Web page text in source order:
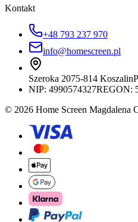
Kontakt
+48 793 237 970
info@homescreen.pl
Szeroka 2075-814 Koszalin
NIP: 4990574327REGON:
© 2026 Home Screen Magdalena